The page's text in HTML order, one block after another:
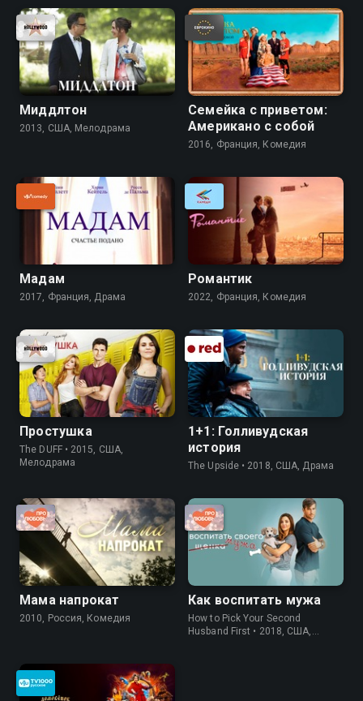
Миддлтон
2013, США, Мелодрама
Семейка с приветом:
Американо с собой
2016, Франция, Комедия
Мадам
2017, Франция, Драма
Романтик
2022, Франция, Комедия
Простушка
The DUFF • 2015, США,
Мелодрама
1+1: Голливудская
история
The Upside • 2018, США, Драма
Мама напрокат
2010, Россия, Комедия
Как воспитать мужа
How to Pick Your Second
Husband First • 2018, США,